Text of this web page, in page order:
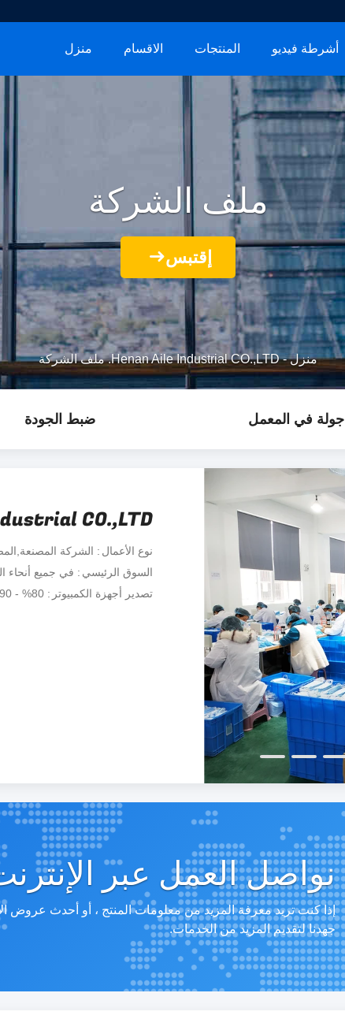
منزل الاقسام المنتجات أشرطة فيديو
ملف الشركة
إقتبس
منزل-Henan Aile Industrial CO.,LTD. ملف الشركة
جولة في المعمل ضبط الجودة
CO.,LTD.
نوع الأعمال
الشركة
السوق الرئيسي
في جميع أنحاء
تصدير أجهزة الكمبيوتر
80% - 90%
نواصل العمل عبر
إذا كنت تريد معرفة المزيد من معلومات المنتج ، أو أحدث عروض
جهدنا لتقديم المزيد من الخدمات.